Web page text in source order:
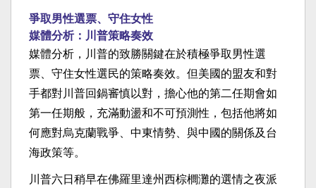
爭取男性選票、守住女性
媒體分析：川普策略奏效
媒體分析，川普的致勝關鍵在於積極爭取男性選
票、守住女性選民的策略奏效。但美國的盟友和對
手都對川普回鍋審慎以對，擔心他的第二任期會如
第一任期般，充滿動盪和不可預測性，包括他將如
何應對烏克蘭戰爭、中東情勢、與中國的關係及台
海政策等。
川普六日稍早在佛羅里達州西棕櫚灘的選情之夜派